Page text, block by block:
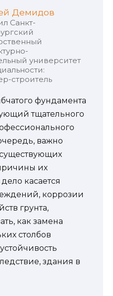
Демидов
Санкт-
университет
строитель
фундамента
тщательного
важно
их
касается
коррозии
грунта,
как замена
столбов
здания в